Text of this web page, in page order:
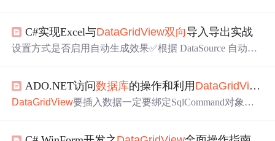
o); this.cookersTableAdapter.Update(managerDataSet.c
C#实现Excel与DataGridView双向导入导出实战
设置方式是否启用自动生成效果✅根据 DataSource 自动生
aPropertyName = "Name", // 绑定字段名});HeaderText = "是
否激活",});参数说明：指定绑定的数据源字段名，必须与
ADO.NET访问数据库的操作和利用 DataGridView
DataGridView要插入数据一定要绑定SqlCommand对象不